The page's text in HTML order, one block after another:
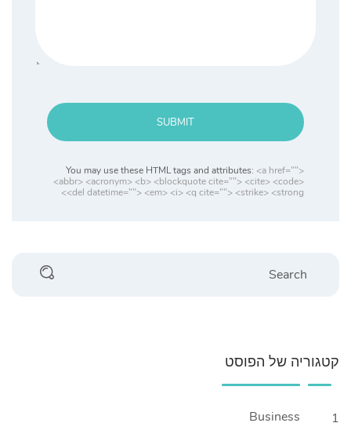
SUBMIT
You may use these HTML tags and attributes: <a href="">
<abbr> <acronym> <b> <blockquote cite=""> <cite> <code>
<del datetime=""> <em> <i> <q cite=""> <strike> <strong>
קטגוריה של הפוסט
1
Business